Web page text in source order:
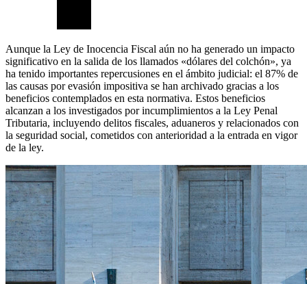
Aunque la Ley de Inocencia Fiscal aún no ha generado un impacto
significativo en la salida de los llamados «dólares del colchón», ya
ha tenido importantes repercusiones en el ámbito judicial: el 87% de
las causas por evasión impositiva se han archivado gracias a los
beneficios contemplados en esta normativa. Estos beneficios
alcanzan a los investigados por incumplimientos a la Ley Penal
Tributaria, incluyendo delitos fiscales, aduaneros y relacionados con
la seguridad social, cometidos con anterioridad a la entrada en vigor
de la ley.